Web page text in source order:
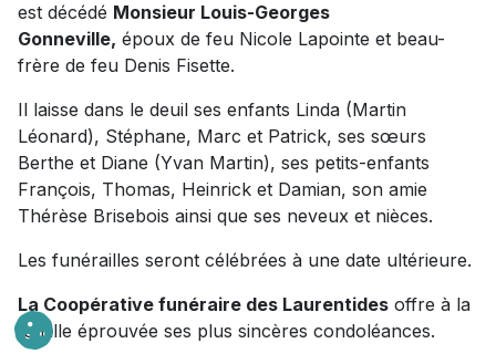
est décédé Monsieur Louis-Georges
Gonneville, époux de feu Nicole Lapointe et beau-
frère de feu Denis Fisette.
Il laisse dans le deuil ses enfants Linda (Martin
Léonard), Stéphane, Marc et Patrick, ses sœurs
Berthe et Diane (Yvan Martin), ses petits-enfants
François, Thomas, Heinrick et Damian, son amie
Thérèse Brisebois ainsi que ses neveux et nièces.
Les funérailles seront célébrées à une date ultérieure.
La Coopérative funéraire des Laurentides offre à la
famille éprouvée ses plus sincères condoléances.